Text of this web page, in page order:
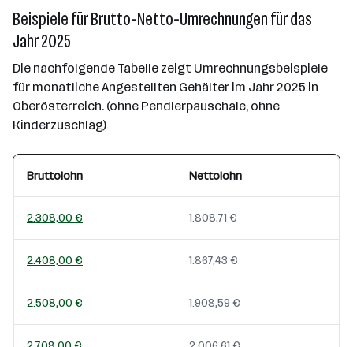
Beispiele für Brutto-Netto-Umrechnungen für das
Jahr 2025
Die nachfolgende Tabelle zeigt Umrechnungsbeispiele
für monatliche Angestellten Gehälter im Jahr 2025 in
Oberösterreich. (ohne Pendlerpauschale, ohne
Kinderzuschlag)
Bruttolohn Nettolohn
2.308,00 € 1.808,71 €
2.408,00 € 1.867,43 €
2.508,00 € 1.908,59 €